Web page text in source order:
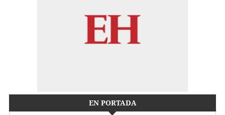
EN PORTADA